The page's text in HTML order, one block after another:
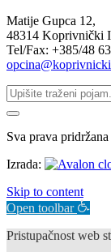
Matije Gupca 12,
48314 Koprivnički
Tel/Fax: +385/48
Sva prava
Izrada:
Skip to content
Open toolbar
Pristupačnost web